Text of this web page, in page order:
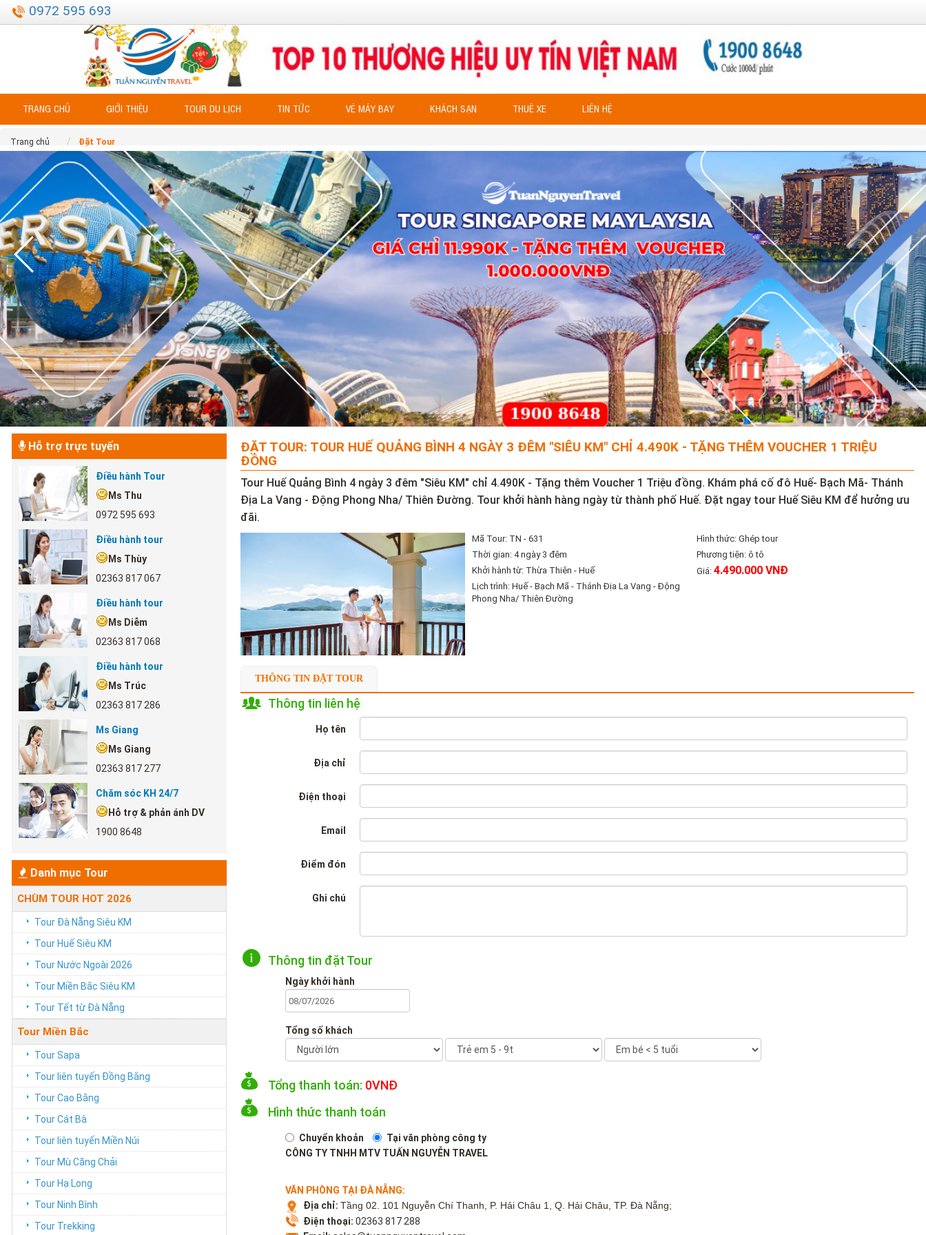
0972 595 693
TRANG CHỦ GIỚI THIỆU TOUR DU LỊCH TIN TỨC VÉ MÁY BAY KHÁCH SẠN THUÊ XE LIÊN HỆ
Trang chủ Đặt Tour
Hỗ trợ trực tuyến
Điều hành Tour
Ms Thu
0972 595 693
Điều hành tour
Ms Thùy
02363 817 067
Điều hành tour
Ms Diễm
02363 817 068
Điều hành tour
Ms Trúc
02363 817 286
Ms Giang
Ms Giang
02363 817 277
Chăm sóc KH 24/7
Hỗ trợ & phản ánh DV
1900 8648
Danh mục Tour
CHÙM TOUR HOT 2026
Tour Đà Nẵng Siêu KM
Tour Huế Siêu KM
Tour Nước Ngoài 2026
Tour Miền Bắc Siêu KM
Tour Tết từ Đà Nẵng
Tour Miền Bắc
Tour Sapa
Tour liên tuyến Đồng Bằng
Tour Cao Bằng
Tour Cát Bà
Tour liên tuyến Miền Núi
Tour Mù Căng Chải
Tour Hạ Long
Tour Ninh Bình
Tour Trekking
ĐẶT TOUR: TOUR HUẾ QUẢNG BÌNH 4 NGÀY 3 ĐÊM "SIÊU KM" CHỈ 4.490K - TẶNG THÊM VOUCHER 1 TRIỆU
ĐỒNG
Tour Huế Quảng Bình 4 ngày 3 đêm "Siêu KM" chỉ 4.490K - Tặng thêm Voucher 1 Triệu đồng. Khám phá cố đô Huế- Bạch Mã- Thánh
Địa La Vang - Động Phong Nha/ Thiên Đường. Tour khởi hành hàng ngày từ thành phố Huế. Đặt ngay tour Huế Siêu KM để hưởng ưu
đãi.
Mã Tour: TN - 631
Thời gian: 4 ngày 3 đêm
Khởi hành từ: Thừa Thiên - Huế
Lịch trình: Huế - Bạch Mã - Thánh Địa La Vang - Động
Phong Nha/ Thiên Đường
Hình thức: Ghép tour
Phương tiện: ô tô
Giá:4.490.000 VNĐ
THÔNG TIN ĐẶT TOUR
Thông tin liên hệ
Họ tên
Địa chỉ
Điện thoại
Email
Điểm đón
Ghi chú
Thông tin đặt Tour
Ngày khởi hành
Tổng số khách
Tổng thanh toán: 0VNĐ
Hình thức thanh toán
Chuyển khoản
Tại văn phòng công ty
CÔNG TY TNHH MTV TUẤN NGUYỄN TRAVEL
VĂN PHÒNG TẠI ĐÀ NẴNG:
Địa chỉ:Tầng 02. 101 Nguyễn Chí Thanh, P. Hải Châu 1, Q. Hải Châu, TP. Đà Nẵng;
Điện thoại: 02363 817 288